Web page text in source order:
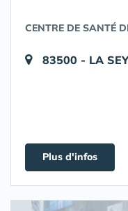
CENTRE DE SANTÉ
83500 - LA
Plus d'infos